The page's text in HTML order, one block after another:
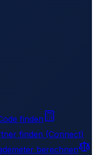
finden
finden (Connect)
berechnen